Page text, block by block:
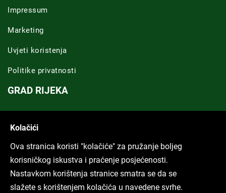
Impressum
Marketing
Uvjeti koristenja
Politike privatnosti
GRAD RIJEKA
ARHIVA TEKSTOVA
Svi tekstovi
Kolačići
Ova stranica koristi "kolačiće" za pružanje boljeg
korisničkog iskustva i praćenje posjećenosti.
Nastavkom korištenja stranice smatra se da se
slažete s korištenjem kolačića u navedene svrhe.